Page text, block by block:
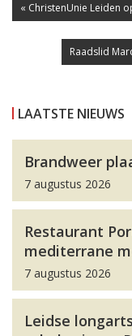
« ChristenUnie Leiden
Raadslid
LAATSTE NIEUWS
Brandweer
7 augustus 2026
Restaurant
mediterrane
7 augustus 2026
Leidse